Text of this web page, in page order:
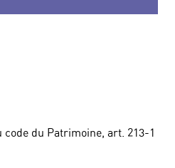
du Patrimoine, art. 213-1